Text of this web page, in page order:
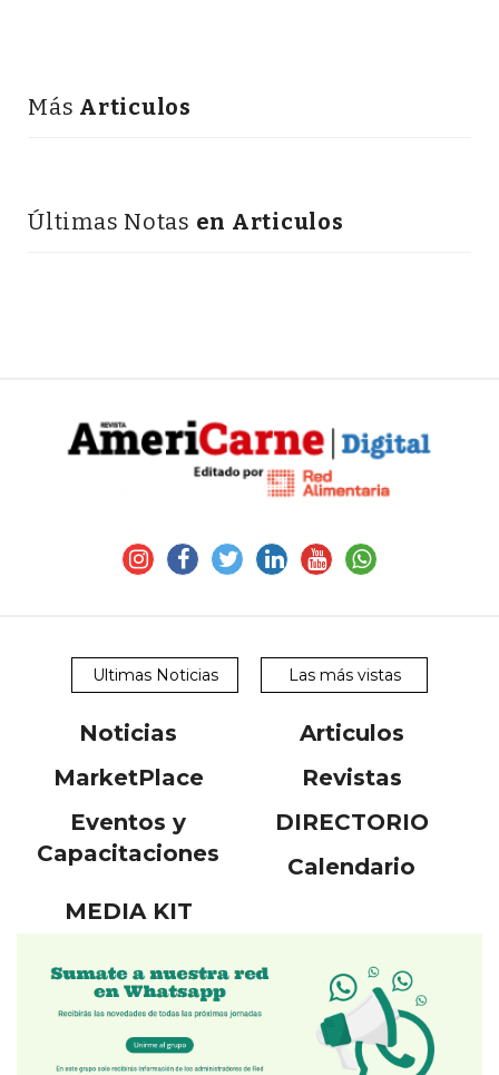
Más Articulos
Últimas Notas en Articulos
Ultimas Noticias Las más vistas
Noticias
Articulos
MarketPlace
Revistas
Eventos y
Capacitaciones
DIRECTORIO
Calendario
MEDIA KIT